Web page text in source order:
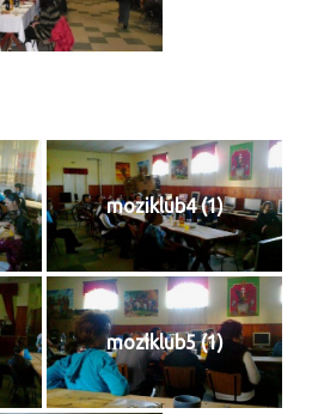
moziklub4 (1)
moziklub5 (1)